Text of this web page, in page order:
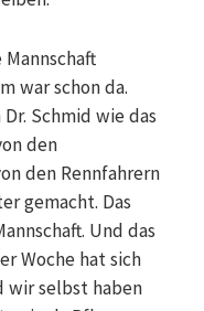
war schon da.
Schmid wie das
den
den Rennfahrern
gemacht. Das
Und das
Woche hat sich
wir selbst haben